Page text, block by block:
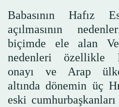
Babasının Hafız
açılmasının
biçimde ele alan
nedenleri özellikle
onayı ve Arap
altında dönemin üç
eski